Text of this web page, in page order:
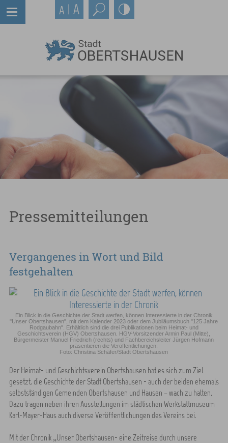
Pressemitteilungen
Vergangenes in Wort und Bild
festgehalten
Ein Blick in die Geschichte der Stadt werfen, können Interessierte in der Chronik
"Unser Obertshausen", mit dem Kalender 2023 oder dem Jubiläumsbuch "125 Jahre
Rodgaubahn". Erhältlich sind die drei Publikationen beim Heimat- und
Geschichtsverein (HGV) Obertshausen. HGV-Vorsitzender Armin Paul (Mitte),
Bürgermeister Manuel Friedrich (rechts) und Fachbereichsleiter Jürgen Hofmann
präsentieren die Veröffentlichungen.
Foto: Christina Schäfer/Stadt Obertshausen
Der Heimat- und Geschichtsverein Obertshausen hat es sich zum Ziel
gesetzt, die Geschichte der Stadt Obertshausen - auch der beiden ehemals
selbstständigen Gemeinden Obertshausen und Hausen – wach zu halten.
Dazu tragen neben ihren Ausstellungen im städtischen Werkstattmuseum
Karl-Mayer-Haus auch diverse Veröffentlichungen des Vereins bei.
Mit der Chronik „Unser Obertshausen- eine Zeitreise durch unsere